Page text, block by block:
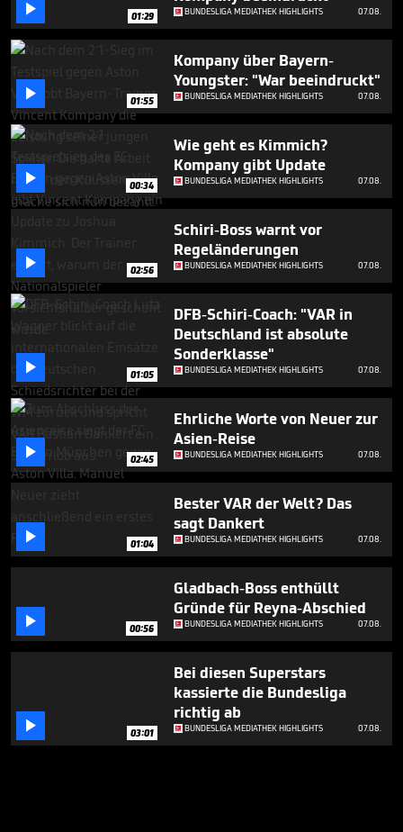
minute,
31 01:29 BUNDESLIGA MEDIATHEK HIGHLIGHTS 07.08.
 01:55
Kompany über Bayern-
Youngster: "War beeindruckt"
BUNDESLIGA MEDIATHEK HIGHLIGHTS 07.08.
 00:34
Wie geht es Kimmich?
Kompany gibt Update
BUNDESLIGA MEDIATHEK HIGHLIGHTS 07.08.
 02:56
Schiri-Boss warnt vor
Regeländerungen
BUNDESLIGA MEDIATHEK HIGHLIGHTS 07.08.
 01:05
DFB-Schiri-Coach: "VAR in
Deutschland ist absolute
Sonderklasse"
BUNDESLIGA MEDIATHEK HIGHLIGHTS 07.08.
 02:45
Ehrliche Worte von Neuer zur
Asien-Reise
BUNDESLIGA MEDIATHEK HIGHLIGHTS 07.08.
 01:04
Bester VAR der Welt? Das
sagt Dankert
BUNDESLIGA MEDIATHEK HIGHLIGHTS 07.08.
 00:56
Gladbach-Boss enthüllt
Gründe für Reyna-Abschied
BUNDESLIGA MEDIATHEK HIGHLIGHTS 07.08.
 03:01
Bei diesen Superstars
kassierte die Bundesliga
richtig ab
BUNDESLIGA MEDIATHEK HIGHLIGHTS 07.08.